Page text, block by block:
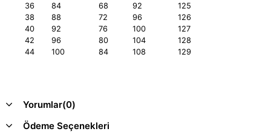
36
84 68 92
125
38
88 72 96
126
40
92 76 100
127
42
96 80 104
128
44
100 84 108 129
Yorumlar(0)
Ödeme Seçenekleri